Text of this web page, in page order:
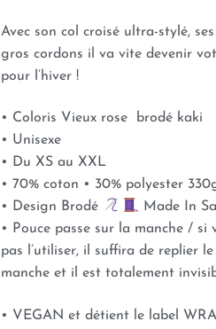
Avec son col croisé ultra-stylé,
gros cordons il va vite devenir
pour l’hiver !
• Coloris Vieux rose brodé kaki
• Unisexe
• Du XS au XXL
• 70% coton • 30% polyester
• Design Brodé
Made In
• Pouce passe sur la manche / si
pas l’utiliser, il suffira de replier
manche et il est totalement
• VEGAN et détient le label